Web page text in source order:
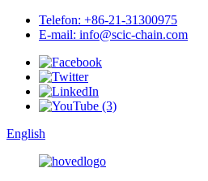
Telefon: +86-21-31300975
E-mail: info@scic-chain.com
English